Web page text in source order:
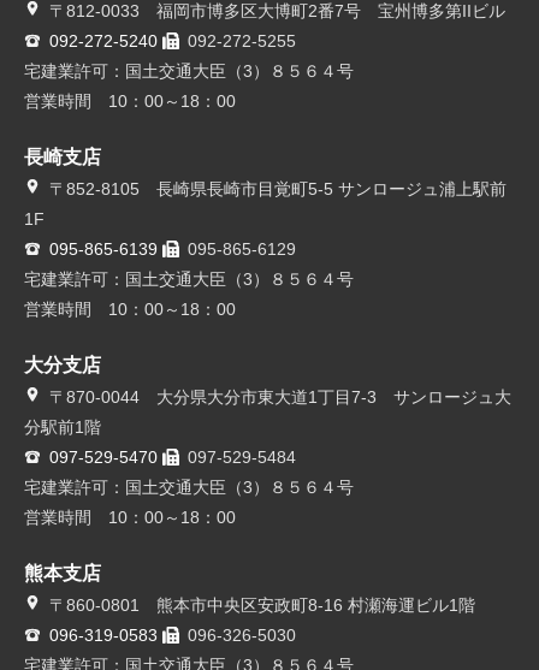
〒812-0033 福岡市博多区大博町2番7号 宝州博多第IIビル
092-272-5240
092-272-5255
宅建業許可：国土交通大臣（3）８５６４号
営業時間 10：00～18：00
長崎支店
〒852-8105 長崎県長崎市目覚町5-5 サンロージュ浦上駅前
1F
095-865-6139
095-865-6129
宅建業許可：国土交通大臣（3）８５６４号
営業時間 10：00～18：00
大分支店
〒870-0044 大分県大分市東大道1丁目7-3 サンロージュ大
分駅前1階
097-529-5470
097-529-5484
宅建業許可：国土交通大臣（3）８５６４号
営業時間 10：00～18：00
熊本支店
〒860-0801 熊本市中央区安政町8-16 村瀬海運ビル1階
096-319-0583
096-326-5030
宅建業許可：国土交通大臣（3）８５６４号